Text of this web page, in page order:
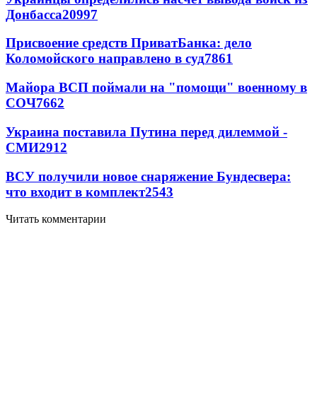
Донбасса20997
Присвоение средств ПриватБанка: дело
Коломойского направлено в суд7861
Майора ВСП поймали на "помощи" военному в
СОЧ7662
Украина поставила Путина перед дилеммой -
СМИ2912
ВСУ получили новое снаряжение Бундесвера:
что входит в комплект2543
Читать комментарии